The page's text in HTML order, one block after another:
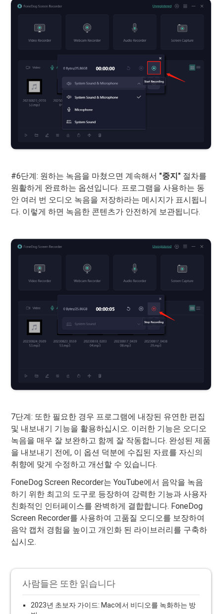
#6단계: 원하는 녹음을 마쳤으면 계속해서 "중지" 절차를
원활하게 완료하는 옵션입니다. 프로그램을 사용하는 동
안 여러 번 오디오 녹음을 저장하라는 메시지가 표시됩니
다. 이렇게 하면 녹음한 콘텐츠가 안전하게 보관됩니다.
7단계: 또한 필요한 경우 프로그램에 내장된 유연한 편집
및 내보내기 기능을 활용하십시오. 이러한 기능은 오디오
녹음을 매우 잘 보완하고 함께 잘 작동합니다. 완성된 제품
을 내보내기 전에, 이 옵션 덕분에 수집된 자료를 자신의
취향에 맞게 수정하고 개선할 수 있습니다.
FoneDog Screen Recorder는 YouTube에서 음악을 녹음
하기 위한 최고의 도구로 등장하여 강력한 기능과 사용자
친화적인 인터페이스를 완벽하게 결합합니다. FoneDog
Screen Recorder를 사용하여 고품질 오디오를 보장하여
음악 캡처 경험을 높이고 개인화 된 라이브러리를 구축하
십시오.
사람들은 또한 읽습니다
2023년 초보자 가이드: Mac에서 비디오를 녹화하는 방